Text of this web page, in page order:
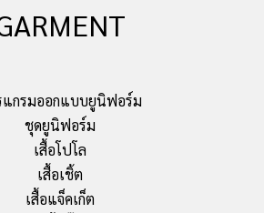
แกรมออกแบบยูนิฟอร์ม
ชุดยูนิฟอร์ม
เสื้อโปโล
เสื้อเชิ้ต
เสื้อแจ็คเก็ต